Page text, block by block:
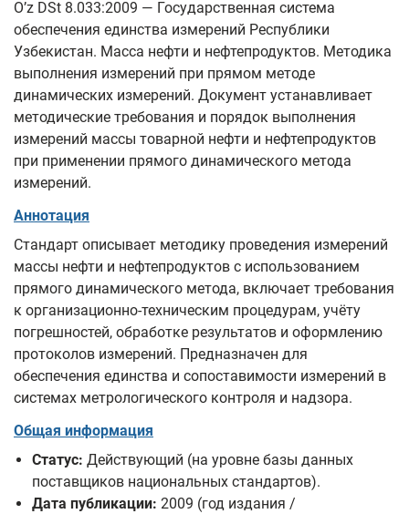
O’z DSt 8.033:2009 — Государственная система
обеспечения единства измерений Республики
Узбекистан. Масса нефти и нефтепродуктов. Методика
выполнения измерений при прямом методе
динамических измерений. Документ устанавливает
методические требования и порядок выполнения
измерений массы товарной нефти и нефтепродуктов
при применении прямого динамического метода
измерений.
Аннотация
Стандарт описывает методику проведения измерений
массы нефти и нефтепродуктов с использованием
прямого динамического метода, включает требования
к организационно-техническим процедурам, учёту
погрешностей, обработке результатов и оформлению
протоколов измерений. Предназначен для
обеспечения единства и сопоставимости измерений в
системах метрологического контроля и надзора.
Общая информация
Статус: Действующий (на уровне базы данных
поставщиков национальных стандартов).
Дата публикации: 2009 (год издания /